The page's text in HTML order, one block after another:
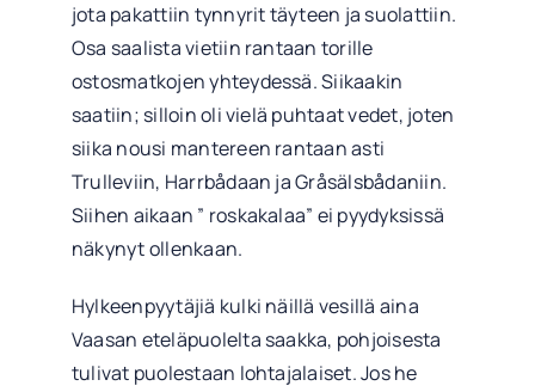
jota pakattiin tynnyrit täyteen ja suolattiin.
Osa saalista vietiin rantaan torille
ostosmatkojen yhteydessä. Siikaakin
saatiin; silloin oli vielä puhtaat vedet, joten
siika nousi mantereen rantaan asti
Trulleviin, Harrbådaan ja Gråsälsbådaniin.
Siihen aikaan ” roskakalaa” ei pyydyksissä
näkynyt ollenkaan.
Hylkeenpyytäjiä kulki näillä vesillä aina
Vaasan eteläpuolelta saakka, pohjoisesta
tulivat puolestaan lohtajalaiset. Jos he